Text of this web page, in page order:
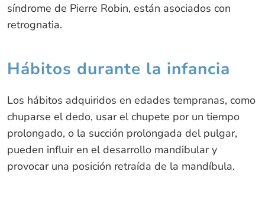
síndrome de Pierre Robin, están asociados con
retrognatia.
Hábitos durante la infancia
Los hábitos adquiridos en edades tempranas, como
chuparse el dedo, usar el chupete por un tiempo
prolongado, o la succión prolongada del pulgar,
pueden influir en el desarrollo mandibular y
provocar una posición retraída de la mandíbula.